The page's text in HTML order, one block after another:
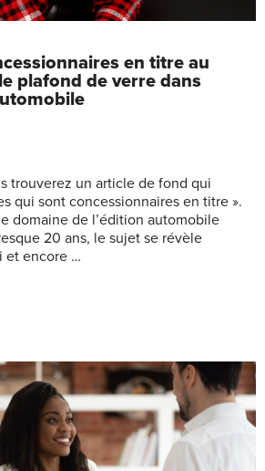
en titre au
plafond de verre dans
trouverez un article de fond qui
qui sont concessionnaires en titre ».
domaine de l’édition automobile
20 ans, le sujet se révèle
et encore …